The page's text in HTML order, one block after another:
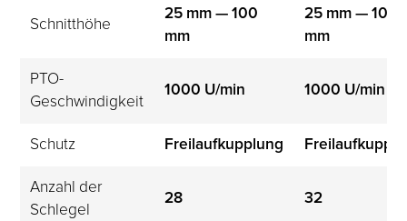
Schnitthöhe
25 mm — 100
mm
25 mm — 100
mm
PTO-
Geschwindigkeit
1000 U/min 1000 U/min
Schutz Freilaufkupplung
Anzahl der
Schlegel
28 32